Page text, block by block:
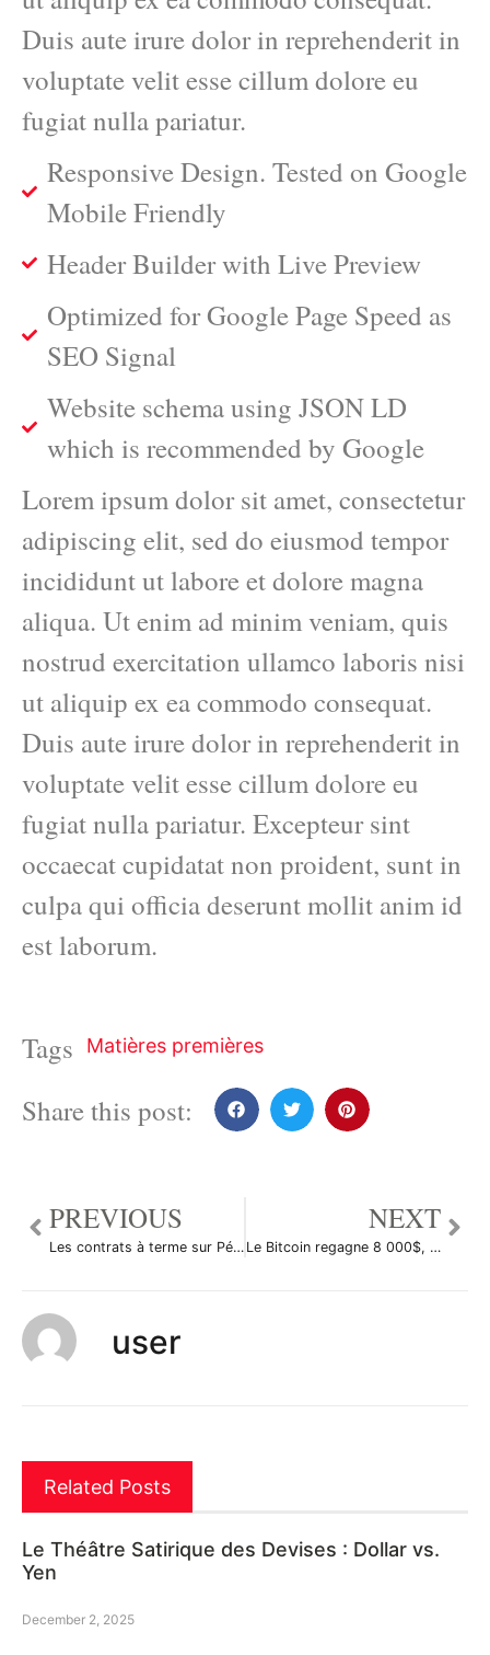
Duis aute irure dolor in reprehenderit in
voluptate velit esse cillum dolore eu
fugiat nulla pariatur.
Responsive Design. Tested on Google
Mobile Friendly
Header Builder with Live Preview
Optimized for Google Page Speed as
SEO Signal
Website schema using JSON LD
which is recommended by Google
Lorem ipsum dolor sit amet, consectetur
adipiscing elit, sed do eiusmod tempor
incididunt ut labore et dolore magna
aliqua. Ut enim ad minim veniam, quis
nostrud exercitation ullamco laboris nisi
ut aliquip ex ea commodo consequat.
Duis aute irure dolor in reprehenderit in
voluptate velit esse cillum dolore eu
fugiat nulla pariatur. Excepteur sint
occaecat cupidatat non proident, sunt in
culpa qui officia deserunt mollit anim id
est laborum.
Tags Matières premières
Share this post:
PREVIOUS
Les contrats à terme sur Pétrole Brut ont reculé durant la séance en Asie
NEXT
Le Bitcoin regagne 8 000$, une nouvelle réglementation des crypto-monnaies en vue
user
Related Posts
Le Théâtre Satirique des Devises : Dollar vs.
Yen
December 2, 2025